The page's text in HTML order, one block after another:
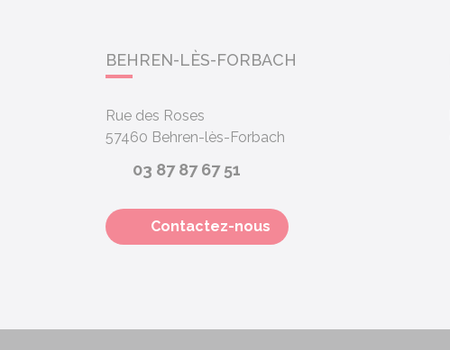
BEHREN-LÈS-FORBACH
Rue des Roses
57460 Behren-lès-Forbach
03 87 87 67 51
Contactez-nous